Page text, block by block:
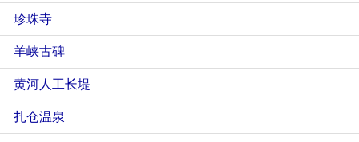
珍珠寺
羊峡古碑
黄河人工长堤
扎仓温泉